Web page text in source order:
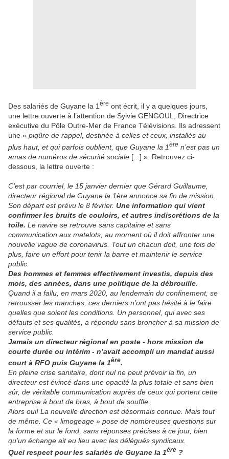
Des salariés de Guyane la 1 ère ont écrit, il y a quelques jours,
une lettre ouverte à l’attention de Sylvie GENGOUL, Directrice
exécutive du Pôle Outre-Mer de France Télévisions. Ils adressent
une « piqûre de rappel, destinée à celles et ceux, installés au
plus haut, et qui parfois oublient, que Guyane la 1ère n’est pas un
amas de numéros de sécurité sociale [...] ». Retrouvez ci-
dessous, la lettre ouverte :
C’est par courriel, le 15 janvier dernier que Gérard Guillaume,
directeur régional de Guyane la 1ère annonce sa fin de mission.
Son départ est prévu le 8 février. Une information qui vient
confirmer les bruits de couloirs, et autres indiscrétions de la
toile. Le navire se retrouve sans capitaine et sans
communication aux matelots, au moment où il doit affronter une
nouvelle vague de coronavirus. Tout un chacun doit, une fois de
plus, faire un effort pour tenir la barre et maintenir le service
public.
Des hommes et femmes effectivement investis, depuis des
mois, des années, dans une politique de la débrouille
Quand il a fallu, en mars 2020, au lendemain du confinement, se
retrousser les manches, ces derniers n’ont pas hésité à le faire
quelles que soient les conditions. Un personnel, qui avec ses
défauts et ses qualités, a répondu sans broncher à sa mission de
service public.
Jamais un directeur régional en poste - hors mission de
courte durée ou intérim - n’avait accompli un mandat aussi
court à RFO puis Guyane la 1ère.
En pleine crise sanitaire, dont nul ne peut prévoir la fin, un
directeur est évincé dans une opacité la plus totale et sans bien
sûr, de véritable communication auprès de ceux qui portent cette
entreprise à bout de bras, à bout de souffle.
Alors oui! La nouvelle direction est désormais connue. Mais tout
de même. Ce « limogeage » pose de nombreuses questions sur
la forme et sur le fond, sans réponses précises à ce jour, bien
qu’un échange ait eu lieu avec les délégués syndicaux.
Quel respect pour les salariés de Guyane la 1ère ?